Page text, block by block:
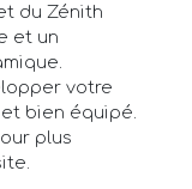
du Zénith
et un
votre
bien équipé.
plus